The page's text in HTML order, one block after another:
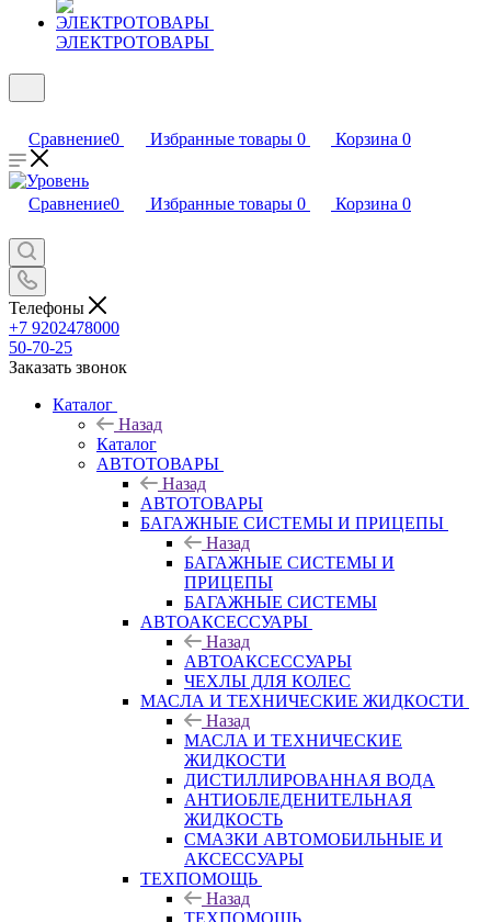
ЭЛЕКТРОТОВАРЫ
Сравнение0 Избранные товары 0 Корзина 0
Сравнение0 Избранные товары 0 Корзина 0
Телефоны
+7 9202478000
50-70-25
Заказать звонок
Каталог
Назад
Каталог
АВТОТОВАРЫ
Назад
АВТОТОВАРЫ
БАГАЖНЫЕ СИСТЕМЫ И ПРИЦЕПЫ
Назад
БАГАЖНЫЕ СИСТЕМЫ И
ПРИЦЕПЫ
БАГАЖНЫЕ СИСТЕМЫ
АВТОАКСЕССУАРЫ
Назад
АВТОАКСЕССУАРЫ
ЧЕХЛЫ ДЛЯ КОЛЕС
МАСЛА И ТЕХНИЧЕСКИЕ ЖИДКОСТИ
Назад
МАСЛА И ТЕХНИЧЕСКИЕ
ЖИДКОСТИ
ДИСТИЛЛИРОВАННАЯ ВОДА
АНТИОБЛЕДЕНИТЕЛЬНАЯ
ЖИДКОСТЬ
СМАЗКИ АВТОМОБИЛЬНЫЕ И
АКСЕССУАРЫ
ТЕХПОМОЩЬ
Назад
ТЕХПОМОЩЬ